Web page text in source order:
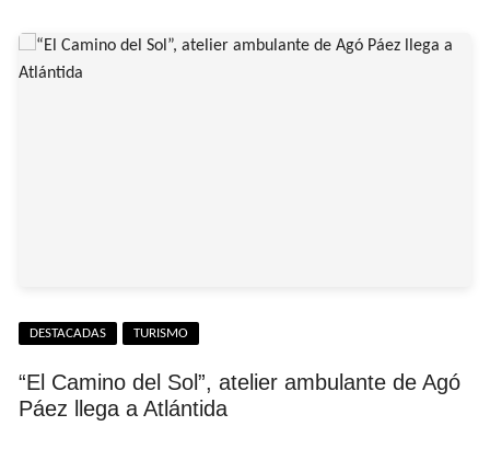
DESTACADAS TURISMO
“El Camino del Sol”, atelier ambulante de Agó
Páez llega a Atlántida